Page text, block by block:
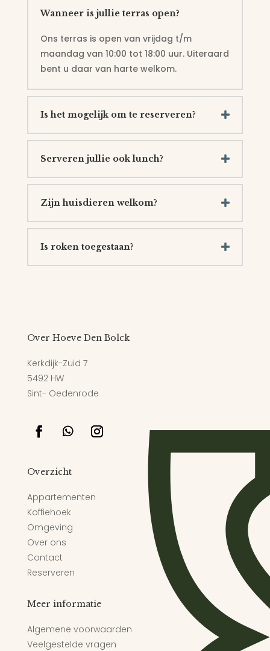
Wanneer is jullie terras open?
Ons terras is open van vrijdag t/m
maandag van 10:00 tot 18:00 uur. Uiteraard
bent u daar van harte welkom.
Is het mogelijk om te reserveren?
Serveren jullie ook lunch?
Zijn huisdieren welkom?
Is roken toegestaan?
Over Hoeve Den Bolck
Kerkdijk-Zuid 7
5492 HW
Sint- Oedenrode
Overzicht
Appartementen
Koffiehoek
Omgeving
Over ons
Contact
Reserveren
Meer informatie
Algemene voorwaarden
Veelgestelde vragen